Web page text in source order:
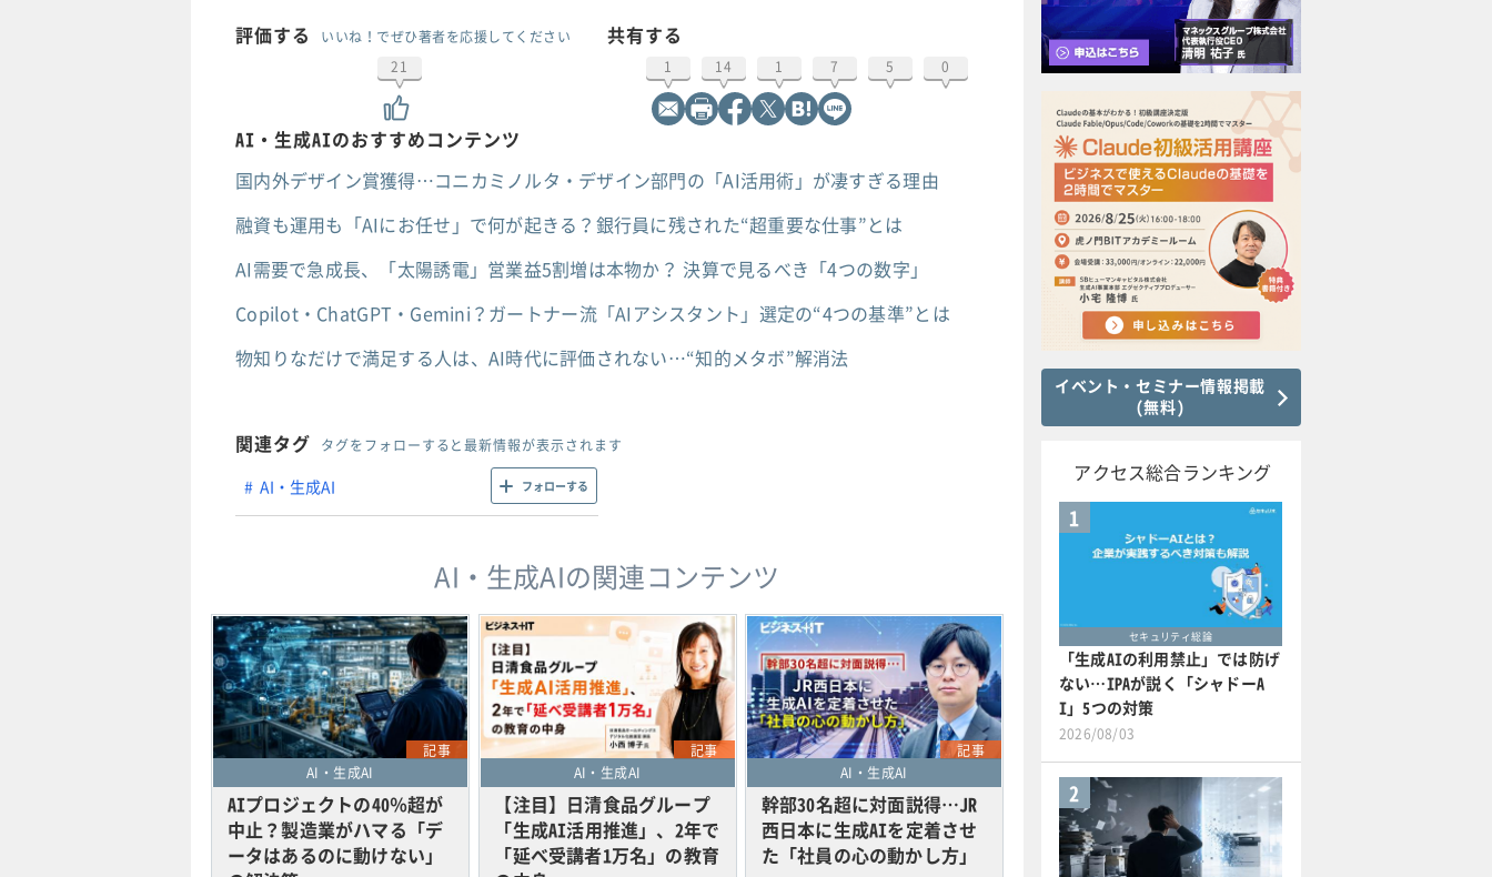
評価する
いいね！でぜひ著者を応援してください
21
共有する
1 14 1 7 5 0
AI・生成AIのおすすめコンテンツ
国内外デザイン賞獲得…コニカミノルタ・デザイン部門の「AI活用術」が凄すぎる理由
融資も運用も「AIにお任せ」で何が起きる？銀行員に残された“超重要な仕事”とは
AI需要で急成長、「太陽誘電」営業益5割増は本物か？ 決算で見るべき「4つの数字」
Copilot・ChatGPT・Gemini？ガートナー流「AIアシスタント」選定の“4つの基準”とは
物知りなだけで満足する人は、AI時代に評価されない…“知的メタボ”解消法
関連タグ タグをフォローすると最新情報が表示されます
AI・生成AI フォローする
AI・生成AIの関連コンテンツ
記事
AI・生成AI
AIプロジェクトの40％超が
中止？製造業がハマる「デ
ータはあるのに動けない」
記事
AI・生成AI
【注目】日清食品グループ
「生成AI活用推進」、2年で
「延べ受講者1万名」の教育
記事
AI・生成AI
幹部30名超に対面説得…JR
西日本に生成AIを定着させ
た「社員の心の動かし方」
イベント・セミナー情報掲載
(無料)
アクセス総合ランキング
1
セキュリティ総論
「生成AIの利用禁止」では防げ
ない…IPAが説く「シャドーA
I」5つの対策
2026/08/03
2